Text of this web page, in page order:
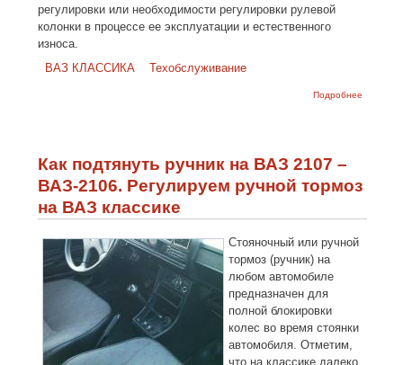
регулировки или необходимости регулировки рулевой
колонки в процессе ее эксплуатации и естественного
износа.
ВАЗ КЛАССИКА
Техобслуживание
Подробнее
Как подтянуть ручник на ВАЗ 2107 –
ВАЗ-2106. Регулируем ручной тормоз
на ВАЗ классике
Стояночный или ручной
тормоз (ручник) на
любом автомобиле
предназначен для
полной блокировки
колес во время стоянки
автомобиля. Отметим,
что на классике далеко